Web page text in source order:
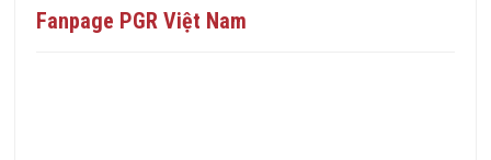
Fanpage PGR Việt Nam